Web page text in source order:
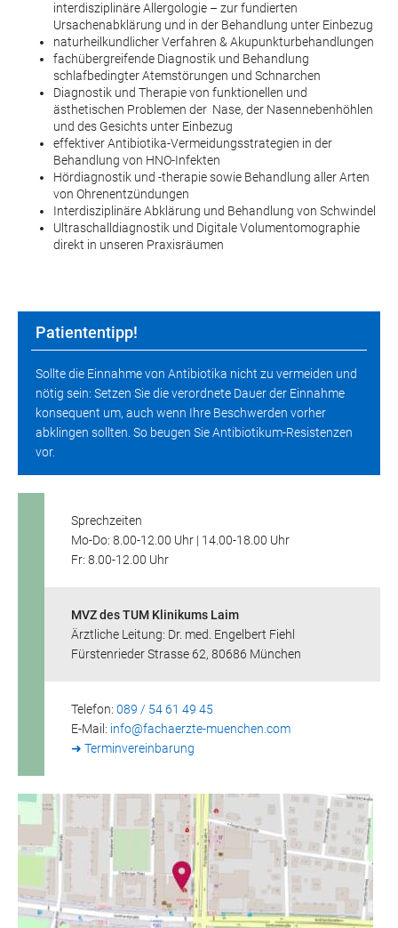
interdisziplinäre Allergologie – zur fundierten
Ursachenabklärung und in der Behandlung unter Einbezug
naturheilkundlicher Verfahren & Akupunkturbehandlungen
fachübergreifende Diagnostik und Behandlung
schlafbedingter Atemstörungen und Schnarchen
Diagnostik und Therapie von funktionellen und
ästhetischen Problemen der Nase, der Nasennebenhöhlen
und des Gesichts unter Einbezug
effektiver Antibiotika-Vermeidungsstrategien in der
Behandlung von HNO-Infekten
Hördiagnostik und -therapie sowie Behandlung aller Arten
von Ohrenentzündungen
Interdisziplinäre Abklärung und Behandlung von Schwindel
Ultraschalldiagnostik und Digitale Volumentomographie
direkt in unseren Praxisräumen
Patiententipp!
Sollte die Einnahme von Antibiotika nicht zu vermeiden und
nötig sein: Setzen Sie die verordnete Dauer der Einnahme
konsequent um, auch wenn Ihre Beschwerden vorher
abklingen sollten. So beugen Sie Antibiotikum-Resistenzen
vor.
Sprechzeiten
Mo-Do: 8.00-12.00 Uhr | 14.00-18.00 Uhr
Fr: 8.00-12.00 Uhr
MVZ des TUM Klinikums Laim
Ärztliche Leitung: Dr. med. Engelbert Fiehl
Fürstenrieder Strasse 62, 80686 München
Telefon: 089 / 54 61 49 45
E-Mail: info@fachaerzte-muenchen.com
➜ Terminvereinbarung